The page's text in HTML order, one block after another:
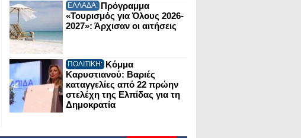
ΕΛΛΑΔΑ: Πρόγραμμα
«Τουρισμός για Όλους 2026-
2027»: Άρχισαν οι αιτήσεις
ΠΟΛΙΤΙΚΗ: Κόμμα
Καρυστιανού: Βαριές
καταγγελίες από 22 πρώην
στελέχη της Ελπίδας για τη
Δημοκρατία